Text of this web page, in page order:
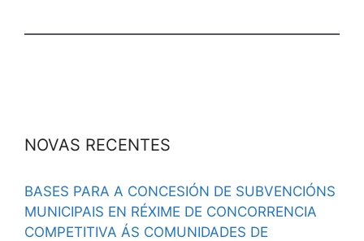
NOVAS RECENTES
BASES PARA A CONCESIÓN DE SUBVENCIÓNS
MUNICIPAIS EN RÉXIME DE CONCORRENCIA
COMPETITIVA ÁS COMUNIDADES DE